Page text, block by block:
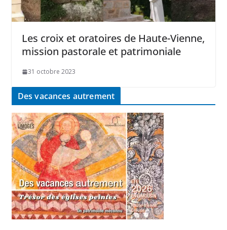
Les croix et oratoires de Haute-Vienne,
mission pastorale et patrimoniale
31 octobre 2023
Des vacances autrement